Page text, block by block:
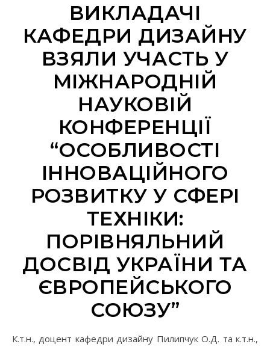
ВИКЛАДАЧІ
КАФЕДРИ ДИЗАЙНУ
ВЗЯЛИ УЧАСТЬ У
МІЖНАРОДНІЙ
НАУКОВІЙ
КОНФЕРЕНЦІЇ
“ОСОБЛИВОСТІ
ІННОВАЦІЙНОГО
РОЗВИТКУ У СФЕРІ
ТЕХНІКИ:
ПОРІВНЯЛЬНИЙ
ДОСВІД УКРАЇНИ ТА
ЄВРОПЕЙСЬКОГО
СОЮЗУ”
К.т.н., доцент кафедри дизайну Пилипчук О.Д. та к.т.н.,